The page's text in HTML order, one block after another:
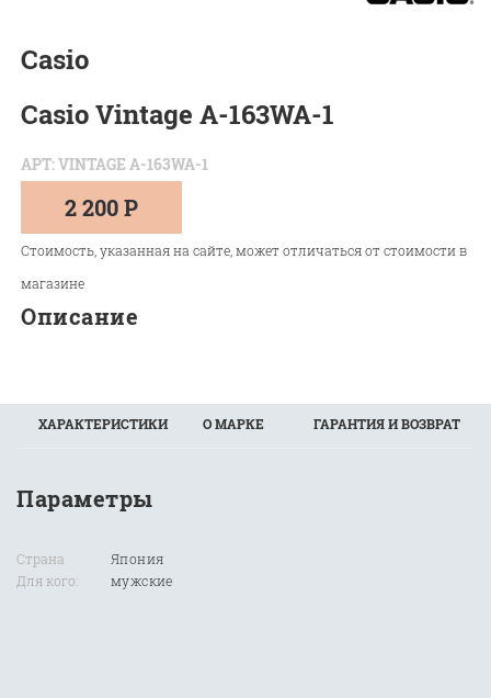
Casio
Casio Vintage A-163WA-1
АРТ: VINTAGE A-163WA-1
2 200 Р
Стоимость, указанная на сайте, может отличаться от стоимости в
магазине
Описание
ХАРАКТЕРИСТИКИ О МАРКЕ ГАРАНТИЯ И ВОЗВРАТ
Параметры
Страна
Для кого:
Япония
мужские